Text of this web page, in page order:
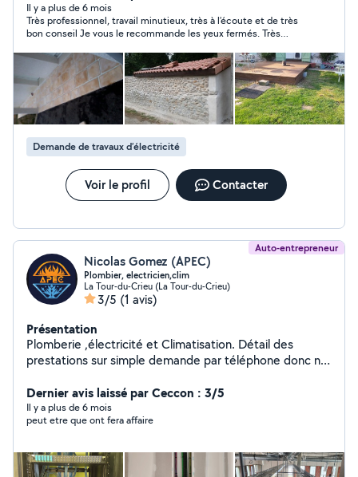
Il y a plus de 6 mois
Très professionnel, travail minutieux, très à l’écoute et de très
bon conseil Je vous le recommande les yeux fermés. Très
Demande de travaux d’électricité
Voir le profil Contacter
Auto-entrepreneur
Nicolas Gomez (APEC)
Plombier, electricien,clim
La Tour-du-Crieu (La Tour-du-Crieu)
3/5 (1 avis)
Présentation
Plomberie ,électricité et Climatisation. Détail des
prestations sur simple demande par téléphone donc n
sur le tiktok ,instagram ou facebook au nom de l
ariegeoise de Plomberie électricité et Climatisation. A
très bientot
Dernier avis laissé par Ceccon : 3/5
Il y a plus de 6 mois
peut etre que ont fera affaire